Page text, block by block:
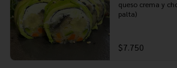
queso crema y
palta)
$7.750